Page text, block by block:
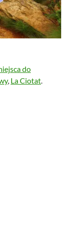
do
, La Ciotat